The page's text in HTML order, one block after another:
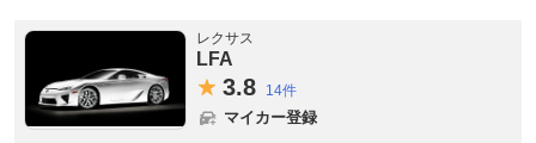
レクサス
LFA
3.8 14件
マイカー登録